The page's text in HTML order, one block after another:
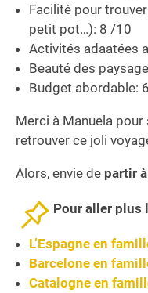
Facilité pour
petit pot…): 8 /10
Activités adaatées
Beauté des
Budget abordable:
Merci à Manuela
retrouver ce joli
Alors, envie de partir
Pour aller plus
L’Espagne en
Barcelone en
Catalogne en